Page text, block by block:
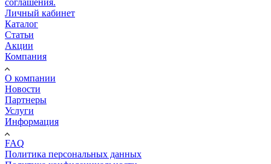
Личный кабинет
Каталог
Статьи
Акции
Компания
О компании
Новости
Партнеры
Услуги
Информация
FAQ
Политика персональных данных